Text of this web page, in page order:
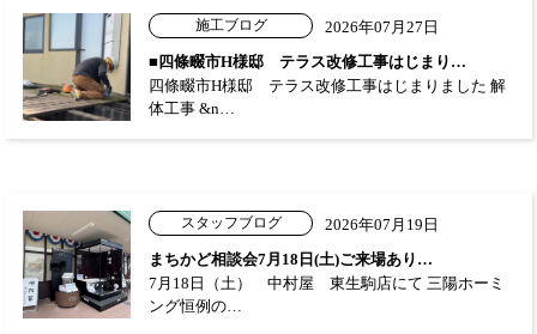
施工ブログ
2026年07月27日
■四條畷市H様邸 テラス改修工事はじまり…
四條畷市H様邸 テラス改修工事はじまりました 解
体工事 &n…
スタッフブログ
2026年07月19日
まちかど相談会7月18日(土)ご来場あり…
7月18日（土） 中村屋 東生駒店にて 三陽ホーミ
ング恒例の…